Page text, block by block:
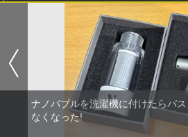
ナノバブルを洗濯機に付けたらバ
なくなった!